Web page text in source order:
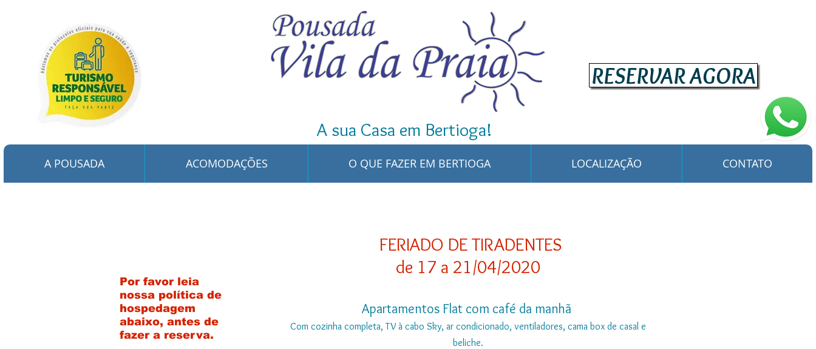
RESERVAR AGORA
A sua Casa em Bertioga!
A POUSADA ACOMODAÇÕES O QUE FAZER EM BERTIOGA LOCALIZAÇÃO CONTATO
Por favor leia
nossa política de
hospedagem
abaixo, antes de
fazer a reserva.
FERIADO DE TIRADENTES
de 17 a 21/04/2020
Apartamentos Flat com café da manhã
Com cozinha completa, TV à cabo Sky, ar condicionado, ventiladores, cama box de casal e
beliche.